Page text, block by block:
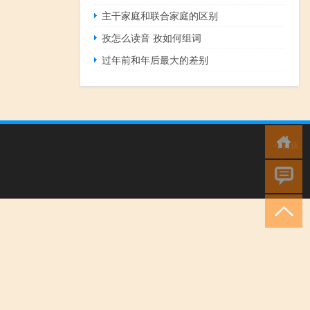
主干家庭和联合家庭的区别
孜怎么读音 孜如何组词
过年前和年后最大的差别
小男孩